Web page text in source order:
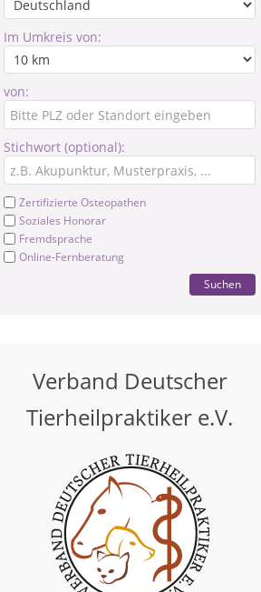
Im Umkreis von:
von:
Stichwort (optional):
Zertifizierte Osteopathen
Soziales Honorar
Fremdsprache
Online-Fernberatung
Suchen
Verband Deutscher
Tierheilpraktiker e.V.